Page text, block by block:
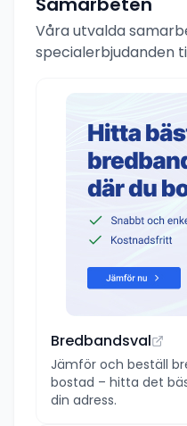
Våra utvalda
specialerbjudanden
Bredbandsval
Jämför och beställ
bostad – hitta det
din adress.